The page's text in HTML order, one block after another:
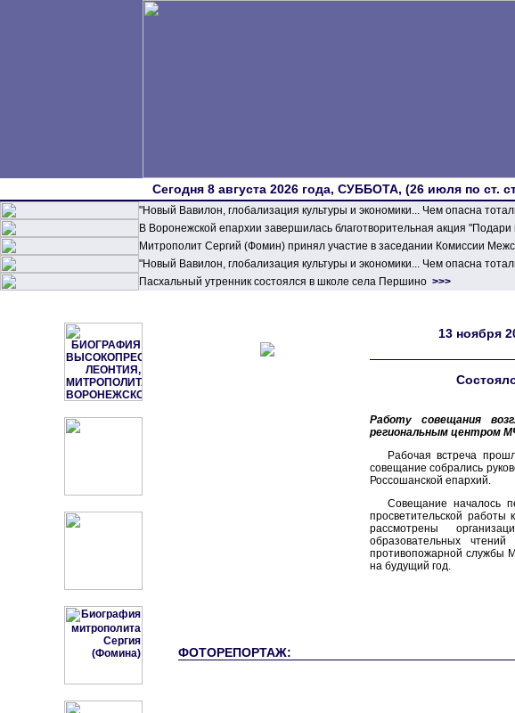
Сегодня 8 августа 2026 года, СУББОТА, (26 июля по ст.
"Новый Вавилон, глобализация культуры и экономики... Чем опасна
В Воронежской епархии завершилась благотворительная акция "Подари
Митрополит Сергий (Фомин) принял участие в заседании Комиссии
"Новый Вавилон, глобализация культуры и экономики... Чем опасна
Пасхальный утренник состоялся в школе села Першино >>>
13 ноября
Работу совещания
региональным центром
Рабочая встреча
совещание собрались
Россошанской епархий.
Совещание началось
просветительской
рассмотрены
образовательных
противопожарной службы
на будущий год.
ФОТОРЕПОРТАЖ: